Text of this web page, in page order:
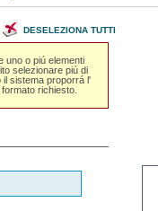
DESELEZIONA TUTTI
uno o piú elementi
selezionare piú di
il sistema proporrá l'
richiesto.